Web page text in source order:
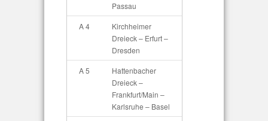
Passau
A 4
Kirchheimer
Dreieck – Erfurt –
Dresden
A 5
Hattenbacher
Dreieck –
Frankfurt/Main –
Karlsruhe – Basel